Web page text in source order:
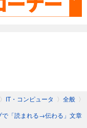
〉 IT・コンピュータ 〉 全般 〉
「読まれる→伝わる」文章